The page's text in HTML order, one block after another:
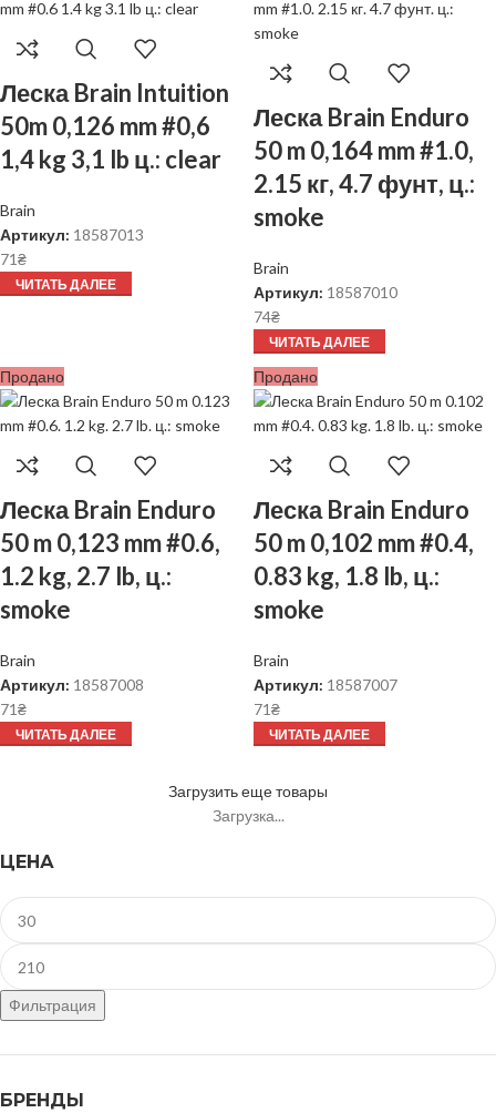
ЦЕНА
Фильтрация
БРЕНДЫ
Леска Brain Intuition
50m 0,126 mm #0,6
1,4 kg 3,1 lb ц.: clear
Brain
Артикул: 18587013
71₴
ЧИТАТЬ ДАЛЕЕ
Леска Brain Enduro
50 m 0,164 mm #1.0,
2.15 кг, 4.7 фунт, ц.:
smoke
Brain
Артикул: 18587010
74₴
ЧИТАТЬ ДАЛЕЕ
Продано
Леска Brain Enduro
50 m 0,123 mm #0.6,
1.2 kg, 2.7 lb, ц.:
smoke
Brain
Артикул: 18587008
71₴
ЧИТАТЬ ДАЛЕЕ
Продано
Леска Brain Enduro
50 m 0,102 mm #0.4,
0.83 kg, 1.8 lb, ц.:
smoke
Brain
Артикул: 18587007
71₴
ЧИТАТЬ ДАЛЕЕ
Загрузить еще товары
Загрузка...